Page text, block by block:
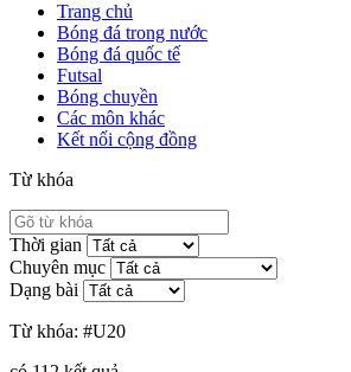
Trang chủ
Bóng đá trong nước
Bóng đá quốc tế
Futsal
Bóng chuyền
Các môn khác
Kết nối cộng đồng
Từ khóa
Thời gian
Chuyên mục
Dạng bài
Từ khóa: #U20